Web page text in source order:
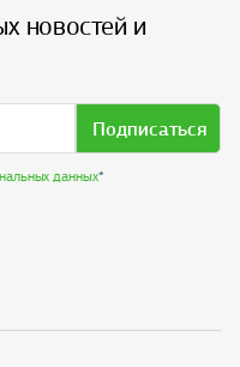
новостей и
Подписаться
данных*